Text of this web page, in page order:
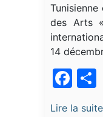
Tunisienne
des Arts
14
Lire la suite